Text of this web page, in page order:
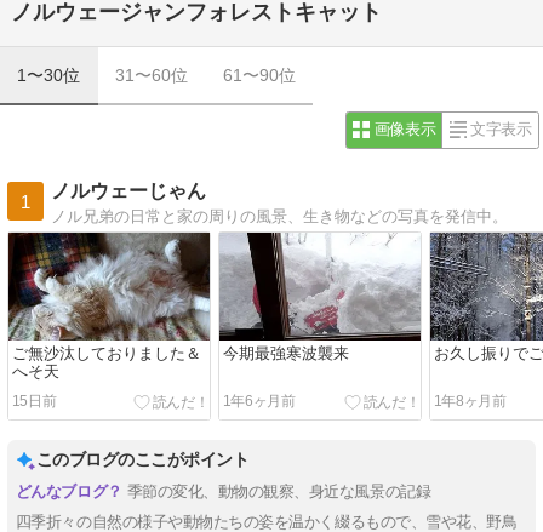
ノルウェージャンフォレストキャット
1〜30位 31〜60位 61〜90位
画像表示 文字表示
1
ノルウェーじゃん
ノル兄弟の日常と家の周りの風景、生き物などの写真を発信中。
ご無沙汰しておりました＆
へそ天
15日前
今期最強寒波襲来
1年6ヶ月前
お久し振りで
1年8ヶ月前
このブログのここがポイント
季節の変化、動物の観察、身近な風景の記録
四季折々の自然の様子や動物たちの姿を温かく綴るもので、雪や花、野鳥